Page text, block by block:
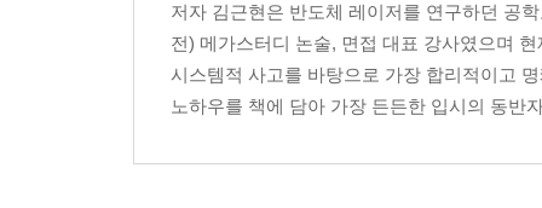
11. 2023학년도 서울과기대 모의 논술
12. 2022학년도 서울과기대 수시 논술 (1차)
13. 2022학년도 서울과기대 수시 논술 (2차)
14. 2022학년도 서울과기대 수시 논술 (3차)
저자 김근현은 반도체 레이저를 연구하던 공
전) 메가스터디 논술, 면접 대표 강사였으며
시스템적 사고를 바탕으로 가장 합리적이고
노하우를 책에 담아 가장 든든한 입시의 동반